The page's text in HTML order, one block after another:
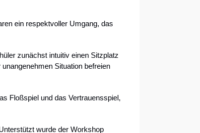
ein respektvoller Umgang, das
zunächst intuitiv einen Sitzplatz
Situation befreien
Floßspiel und das Vertrauensspiel,
wurde der Workshop